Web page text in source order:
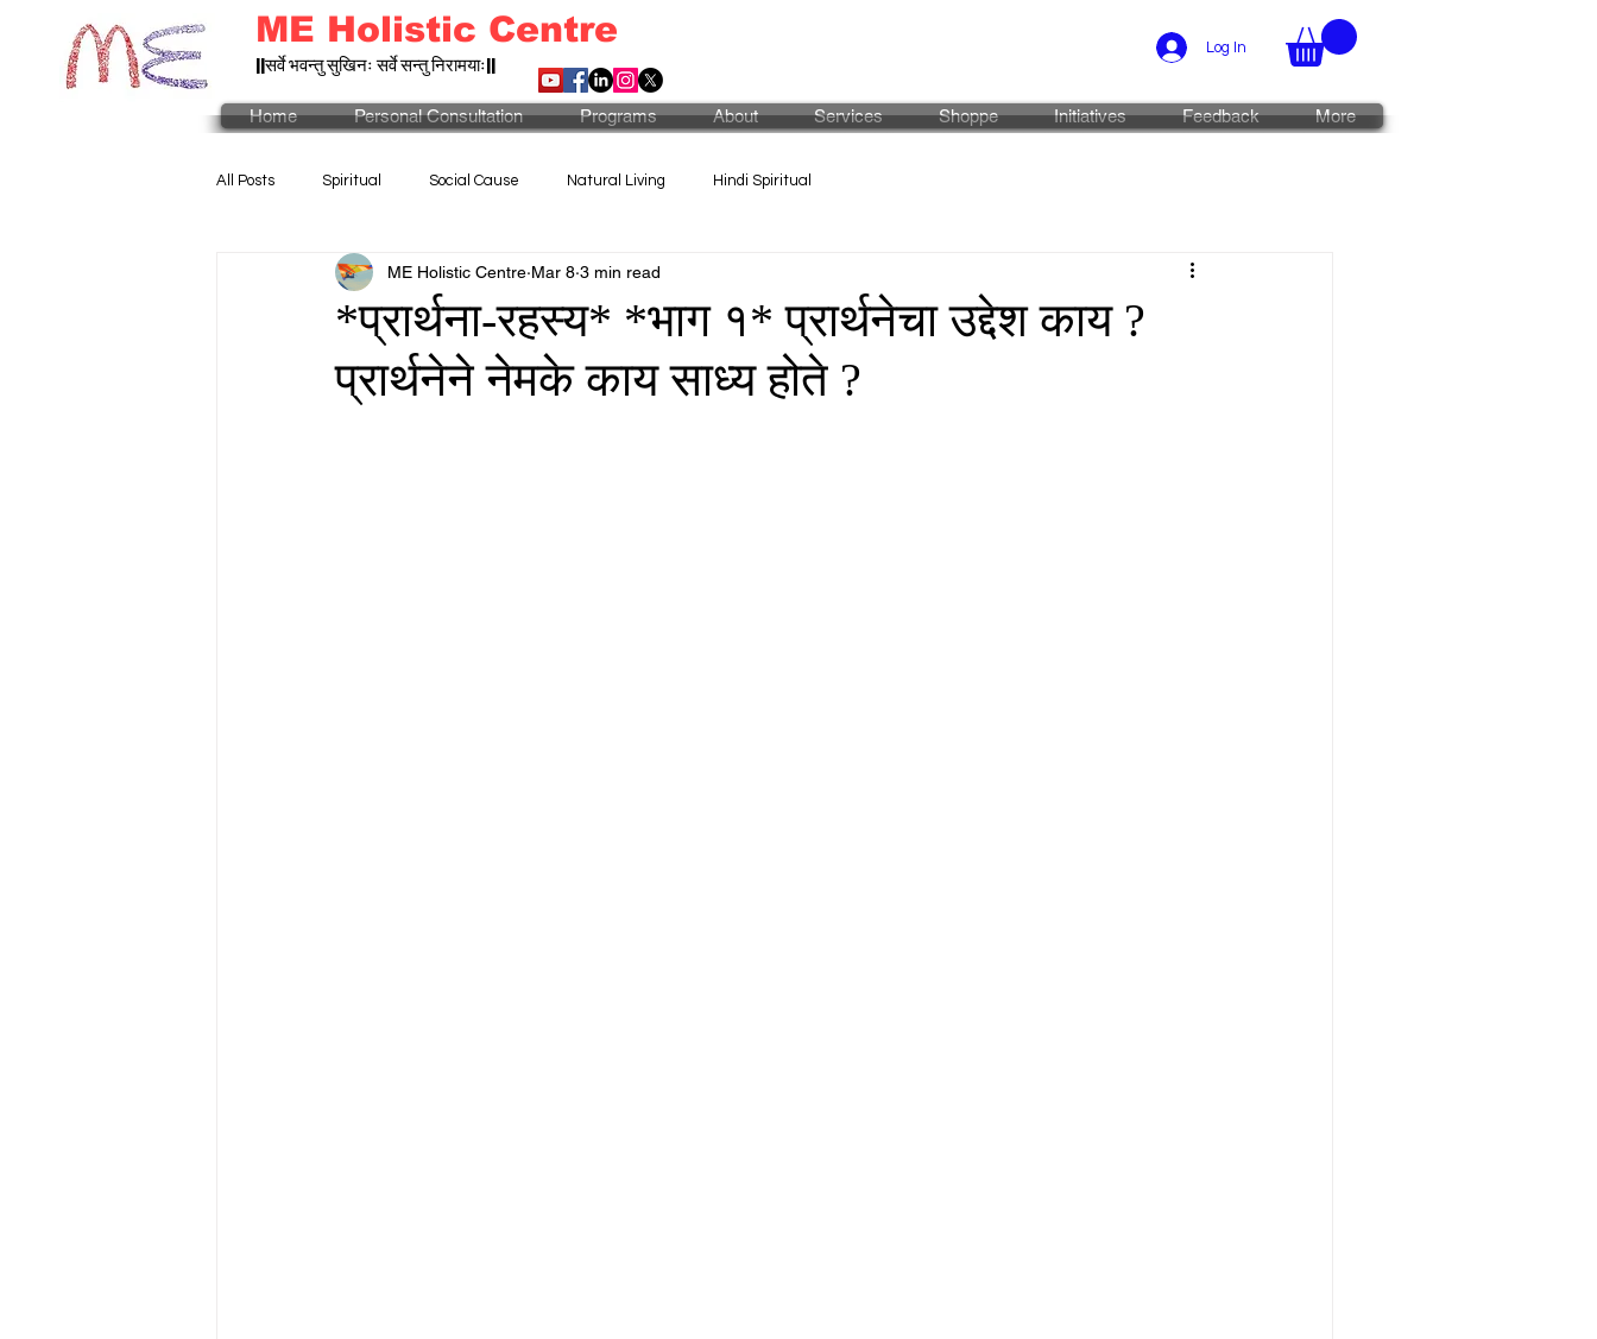
ME Holistic Centre
||सर्वे भवन्तु सुखिनः सर्वे सन्तु निरामयाः||
Log In
Home Personal Consultation Programs About Services Shoppe Initiatives Feedback More
All Posts Spiritual Social Cause Natural Living Hindi Spiritual
*प्रार्थना-रहस्य* *भाग १* प्रार्थनेचा उद्देश काय ?
प्रार्थनेने नेमके काय साध्य होते ?
ME Holistic Centre Mar 8 3 min read